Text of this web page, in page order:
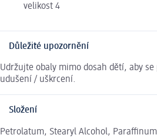
velikost 4
Důležité upozornění
Udržujte obaly mimo dosah dětí, aby se
udušení / uškrcení.
Složení
Petrolatum, Stearyl Alcohol,